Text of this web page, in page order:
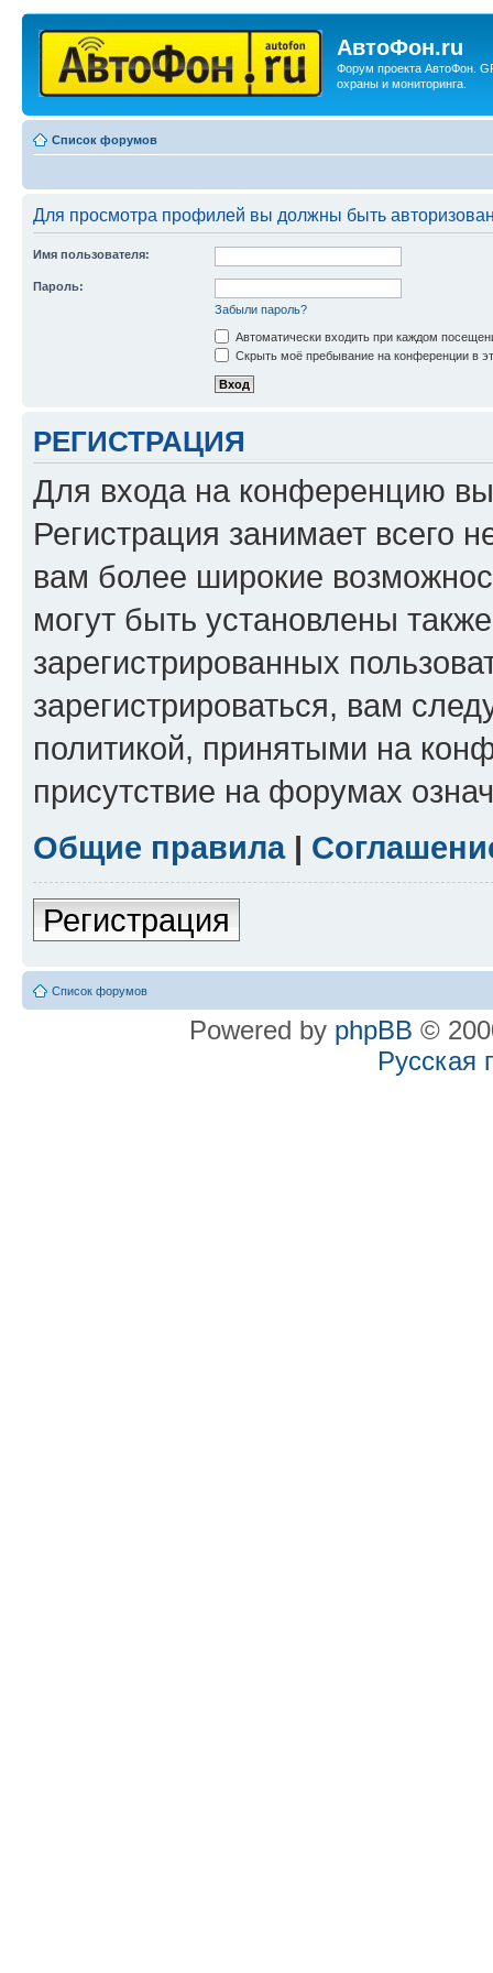
АвтоФон.ru
Форум проекта АвтоФон.
охраны и мониторинга.
Список форумов
Для просмотра профилей вы должны быть
Имя пользователя:
Пароль:
Забыли пароль?
Автоматически входить при каждом
Скрыть моё пребывание на конференции в
РЕГИСТРАЦИЯ
Для входа на конференцию
Регистрация занимает всего
вам более широкие
могут быть установлены
зарегистрированных
зарегистрироваться, вам
политикой, принятыми на
присутствие на форумах
Общие правила|
Регистрация
Список форумов
Powered by phpBB ©
Русская